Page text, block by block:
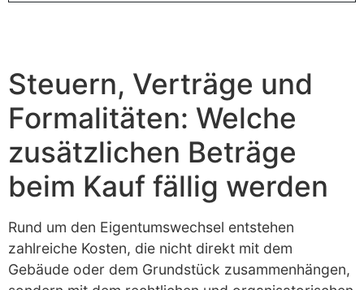
Steuern, Verträge und
Formalitäten: Welche
zusätzlichen Beträge
beim Kauf fällig werden
Rund um den Eigentumswechsel entstehen
zahlreiche Kosten, die nicht direkt mit dem
Gebäude oder dem Grundstück zusammenhängen,